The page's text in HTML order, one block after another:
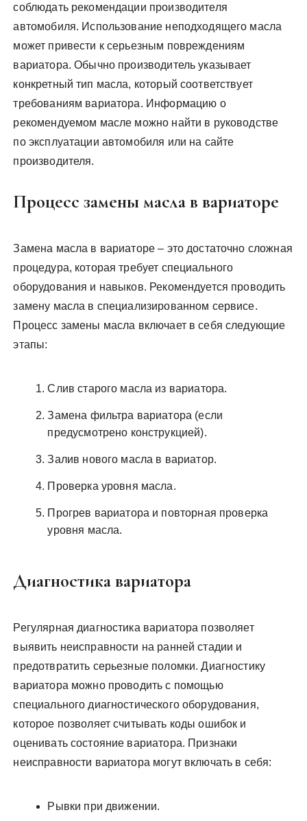
соблюдать рекомендации производителя
автомобиля. Использование неподходящего масла
может привести к серьезным повреждениям
вариатора. Обычно производитель указывает
конкретный тип масла, который соответствует
требованиям вариатора. Информацию о
рекомендуемом масле можно найти в руководстве
по эксплуатации автомобиля или на сайте
производителя.
Процесс замены масла в вариаторе
Замена масла в вариаторе – это достаточно сложная
процедура, которая требует специального
оборудования и навыков. Рекомендуется проводить
замену масла в специализированном сервисе.
Процесс замены масла включает в себя следующие
этапы:
Слив старого масла из вариатора.
Замена фильтра вариатора (если
предусмотрено конструкцией).
Залив нового масла в вариатор.
Проверка уровня масла.
Прогрев вариатора и повторная проверка
уровня масла.
Диагностика вариатора
Регулярная диагностика вариатора позволяет
выявить неисправности на ранней стадии и
предотвратить серьезные поломки. Диагностику
вариатора можно проводить с помощью
специального диагностического оборудования,
которое позволяет считывать коды ошибок и
оценивать состояние вариатора. Признаки
неисправности вариатора могут включать в себя:
Рывки при движении.